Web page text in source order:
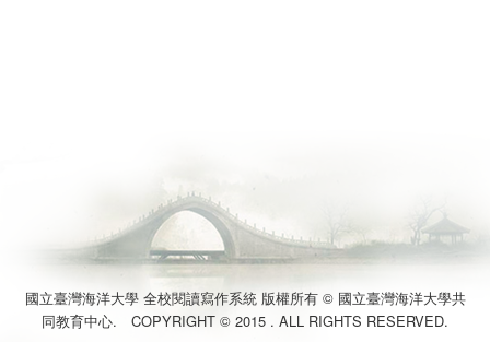
國立臺灣海洋大學 全校閱讀寫作系統 版權所有 © 國立臺灣海洋大學共
同教育中心. COPYRIGHT © 2015 . ALL RIGHTS RESERVED.